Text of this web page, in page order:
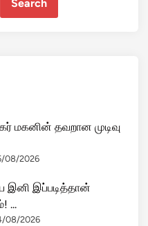
ர
டா
தி
Search
மகனின் தவறான முடிவு
08/2026
இனி இப்படித்தான்
...
08/2026